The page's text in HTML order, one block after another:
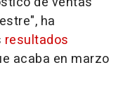
ha
resultados
acaba en marzo